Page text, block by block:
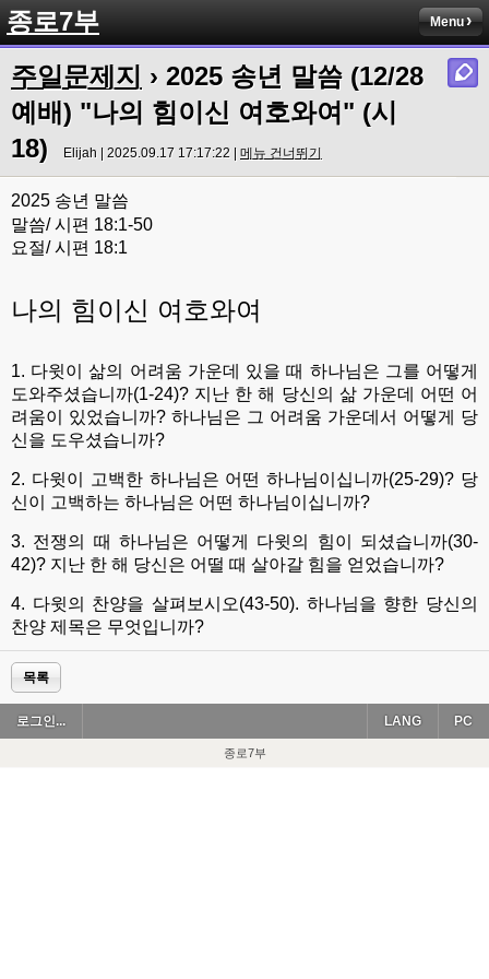
종로7부 Menu
주일문제지 › 2025 송년 말씀 (12/28
예배) "나의 힘이신 여호와여" (시
18)
Elijah | 2025.09.17 17:17:22 | 메뉴 건너뛰기
2025 송년 말씀
말씀/ 시편 18:1-50
요절/ 시편 18:1
나의 힘이신 여호와여
1. 다윗이 삶의 어려움 가운데 있을 때 하나님은 그를 어떻게
도와주셨습니까(1-24)? 지난 한 해 당신의 삶 가운데 어떤 어
려움이 있었습니까? 하나님은 그 어려움 가운데서 어떻게 당
신을 도우셨습니까?
2. 다윗이 고백한 하나님은 어떤 하나님이십니까(25-29)? 당
신이 고백하는 하나님은 어떤 하나님이십니까?
3. 전쟁의 때 하나님은 어떻게 다윗의 힘이 되셨습니까(30-
42)? 지난 한 해 당신은 어떨 때 살아갈 힘을 얻었습니까?
4. 다윗의 찬양을 살펴보시오(43-50). 하나님을 향한 당신의
찬양 제목은 무엇입니까?
목록
로그인... PC
LANG
종로7부